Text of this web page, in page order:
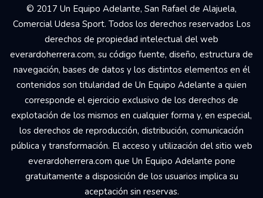
© 2017 Un Equipo Adelante, San Rafael de Alajuela,
Comercial Udesa Sport. Todos los derechos reservados Los
derechos de propiedad intelectual del web
everardoherrera.com, su código fuente, diseño, estructura de
navegación, bases de datos y los distintos elementos en él
contenidos son titularidad de Un Equipo Adelante a quien
corresponde el ejercicio exclusivo de los derechos de
explotación de los mismos en cualquier forma y, en especial,
los derechos de reproducción, distribución, comunicación
pública y transformación. El acceso y utilización del sitio web
everardoherrera.com que Un Equipo Adelante pone
gratuitamente a disposición de los usuarios implica su
aceptación sin reservas.